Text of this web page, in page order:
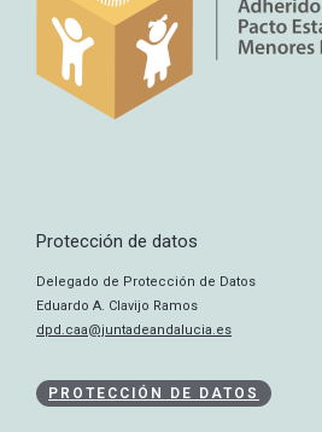
Protección de datos
Delegado de Protección de Datos
Eduardo A. Clavijo Ramos
dpd.caa@juntadeandalucia.es
PROTECCIÓN DE DATOS